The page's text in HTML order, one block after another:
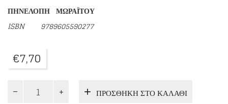
ΠΗΝΕΛΟΠΗ ΜΩΡΑΪΤΟΥ
ISBN 9789605590277
€7,70
ΟΥΡΑΝΟΠΑΙΧΝΙΔΙΣΜΑΤΑ ΠΡΟΣΘΉΚΗ ΣΤΟ ΚΑΛΆΘΙ